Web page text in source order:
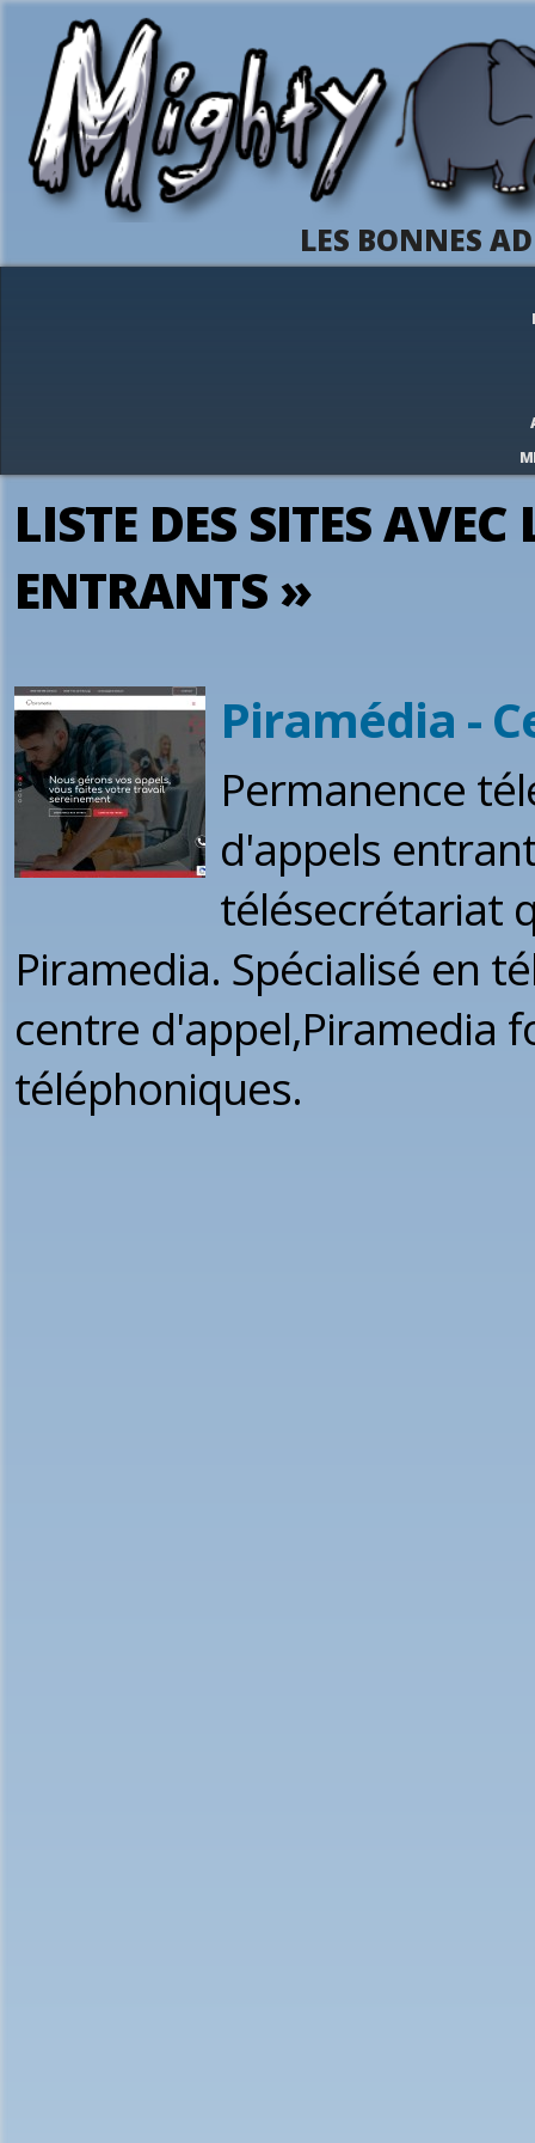
LES BONNES
LISTE DES SITES
ENTRANTS »
Piramédia -
Permanence
d'appels
télésecrétariat
Piramedia. Spécialisé en
centre d'appel,Piramedia
téléphoniques.